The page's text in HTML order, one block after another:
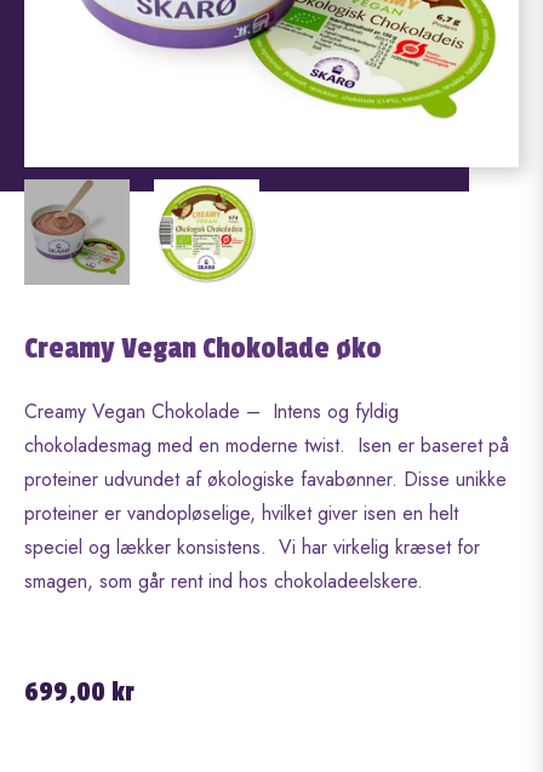
Creamy Vegan Chokolade øko
Creamy Vegan Chokolade – Intens og fyldig
chokoladesmag med en moderne twist. Isen er baseret på
proteiner udvundet af økologiske favabønner. Disse unikke
proteiner er vandopløselige, hvilket giver isen en helt
speciel og lækker konsistens. Vi har virkelig kræset for
smagen, som går rent ind hos chokoladeelskere.
Normalpris
699,00 kr